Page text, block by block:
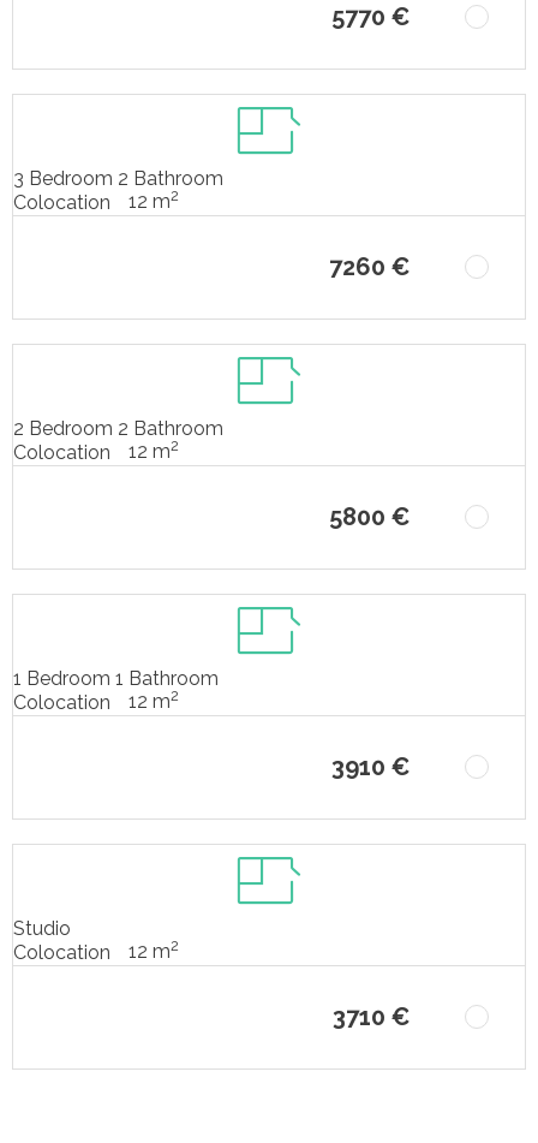
5770 €
3 Bedroom 2 Bathroom
Colocation
12 m2
7260 €
2 Bedroom 2 Bathroom
Colocation
12 m2
5800 €
1 Bedroom 1 Bathroom
Colocation
12 m2
3910 €
Studio
Colocation
12 m2
3710 €